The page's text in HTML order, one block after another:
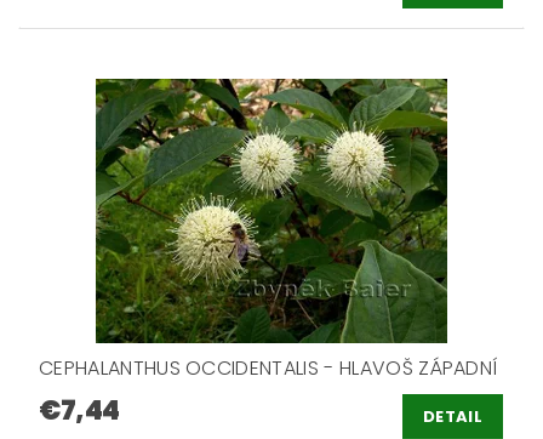
CEPHALANTHUS OCCIDENTALIS - HLAVOŠ ZÁPADNÍ
€7,44 DETAIL